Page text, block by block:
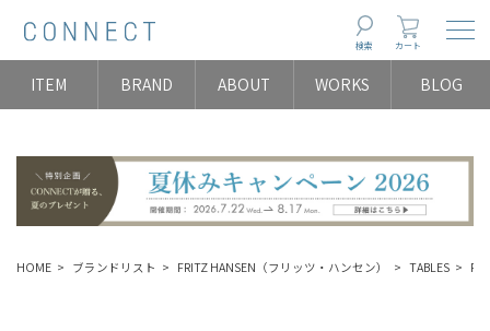
検索 カート
ITEM BRAND ABOUT WORKS BLOG
HOME ブランドリスト FRITZ HANSEN（フリッツ・ハンセン） TABLES PK